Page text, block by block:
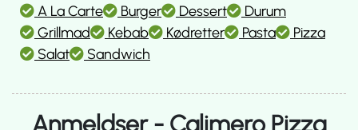
A La Carte
Burger Dessert
Durum
Grillmad
Kebab Kødretter Pasta
Pizza
Salat
Sandwich